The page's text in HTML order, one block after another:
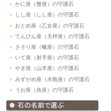
かに座（蟹座）の守護石
しし座（しし座）の守護石
おとめ座（乙女座）の守護石
てんびん座（天秤座）の守護石
さそり座（蠍座）の守護石
いて座（射手座）の守護石
やぎ座（山羊座）の守護石
みずがめ座（水瓶座）の守護石
うお座（魚座）の守護石